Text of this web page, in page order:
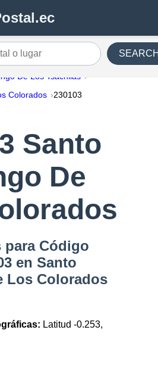
o lugar
De Los Tsáchilas
Colorados
230103
Santo
De
para Código
en Santo
Los Colorados
Latitud -0.253,